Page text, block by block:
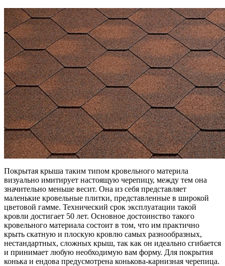
Покрытая крыша таким типом кровельного материла
визуально имитирует настоящую черепицу, между тем она
значительно меньше весит. Она из себя представляет
маленькие кровельные плитки, представленные в широкой
цветовой гамме. Технический срок эксплуатации такой
кровли достигает 50 лет. Основное достоинство такого
кровельного материала состоит в том, что им практично
крыть скатную и плоскую кровлю самых разнообразных,
нестандартных, сложных крыш, так как он идеально сгибается
и принимает любую необходимую вам форму. Для покрытия
конька и ендова предусмотрена конькова-карнизная черепица.